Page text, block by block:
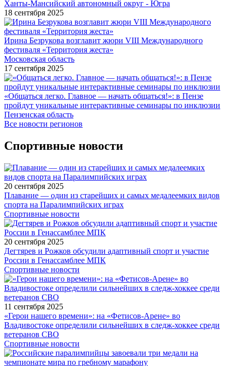
Ханты-Мансийский автономный округ - Югра
18 сентября 2025
Ирина Безрукова возглавит жюри VIII Международного
фестиваля «Территория жеста»
Московская область
17 сентября 2025
«Общаться легко. Главное — начать общаться!»: в Пензе
пройдут уникальные интерактивные семинары по инклюзии
Пензенская область
Все новости регионов
Спортивные новости
20 сентября 2025
Плавание — один из старейших и самых медалеемких видов
спорта на Паралимпийских играх
Спортивные новости
20 сентября 2025
Дегтярев и Рожков обсудили адаптивный спорт и участие
России в Генассамблее МПК
Спортивные новости
11 сентября 2025
«Герои нашего времени»: на «Фетисов-Арене» во
Владивостоке определили сильнейших в следж-хоккее среди
ветеранов СВО
Спортивные новости